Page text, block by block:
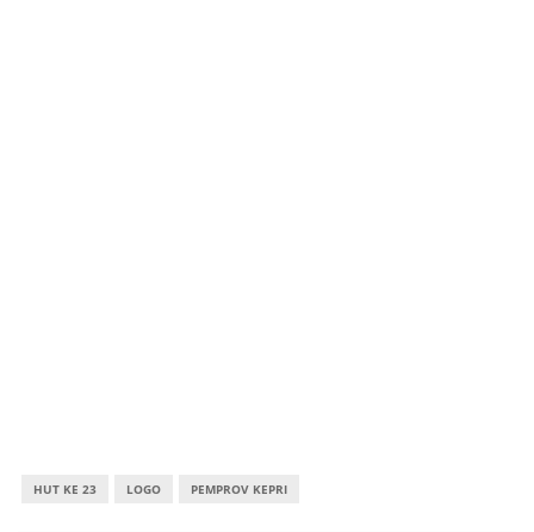
HUT KE 23 LOGO PEMPROV KEPRI